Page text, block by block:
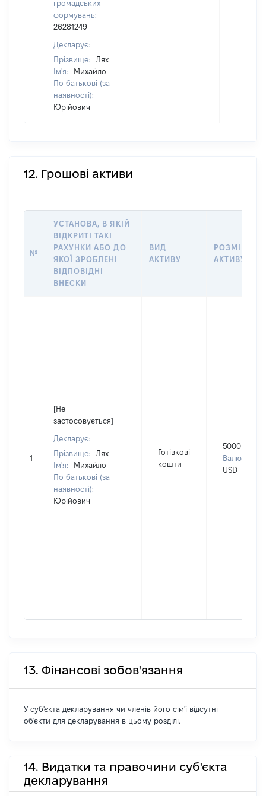
громадських
формувань:
26281249
Декларує:
Прізвище:
Лях
Ім'я:
Михайло
По батькові (за
наявності):
Юрійович
12. Грошові активи
№
УСТАНОВА, В ЯКІЙ
ВІДКРИТІ ТАКІ
РАХУНКИ АБО ДО
ЯКОЇ ЗРОБЛЕНІ
ВІДПОВІДНІ
ВНЕСКИ
ВИД
АКТИВУ
РОЗМІР
АКТИВУ
1
[Не
застосовується]
Декларує:
Прізвище:
Лях
Ім'я:
Михайло
По батькові (за
наявності):
Юрійович
Готівкові
кошти
5000
Валюта:
USD
13. Фінансові зобов'язання
У суб'єкта декларування чи членів його сім'ї відсутні
об'єкти для декларування в цьому розділі.
14. Видатки та правочини суб'єкта
декларування